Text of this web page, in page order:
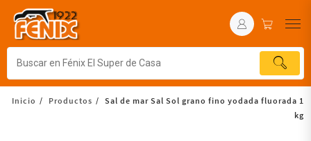
Inicio Productos
Sal de mar Sal Sol grano fino yodada fluorada 1
kg